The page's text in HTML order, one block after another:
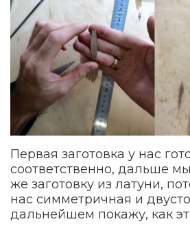
Первая заготовка у нас
соответственно, дальше
же заготовку из латуни,
нас симметричная и
дальнейшем покажу, как